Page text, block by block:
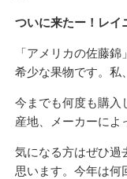
ついに来たー！レ
「アメリカの佐藤
希少な果物です。私
今までも何度も購入
産地、メーカーによ
気になる方はぜひ過
思います。今年は何